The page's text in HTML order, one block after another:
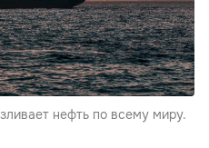
нефть по всему миру.